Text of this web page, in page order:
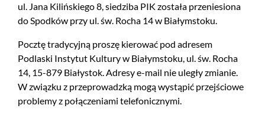
ul. Jana Kilińskiego 8, siedziba PIK została przeniesiona
do Spodków przy ul. św. Rocha 14 w Białymstoku.
Pocztę tradycyjną proszę kierować pod adresem
Podlaski Instytut Kultury w Białymstoku, ul. św. Rocha
14, 15-879 Białystok. Adresy e-mail nie uległy zmianie.
W związku z przeprowadzką mogą wystąpić przejściowe
problemy z połączeniami telefonicznymi.